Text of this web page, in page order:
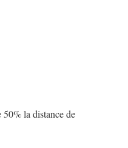
la distance de